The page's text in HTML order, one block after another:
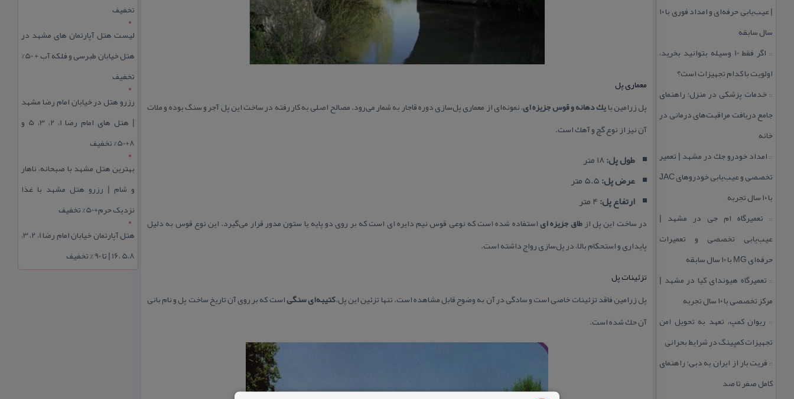
| عیب‌یابی حرفه‌ای و امداد فوری با ۱۰
سال سابقه
::
اگر فقط 10 وسیله بتوانید بخرید،
اولویت با كدام تجهیزات است؟
:: خدمات پزشكی در منزل؛ راهنمای
جامع دریافت مراقبت‌های درمانی در
خانه
:: امداد خودرو جك در مشهد | تعمیر
تخصصی و عیب‌یابی خودروهای JAC
با ۱۰ سال تجربه
:: تعمیرگاه ام جی در مشهد |
عیب‌یابی تخصصی و تعمیرات
حرفه‌ای MG با ۱۰ سال سابقه
:: تعمیرگاه هیوندای كیا در مشهد |
مركز تخصصی با ۱۰ سال تجربه
:: ریوان كمپ، تعهد به تحویل امن
تجهیزات كمپینگ در شرایط بحرانی
:: فریت بار از ایران به دبی؛ راهنمای
كامل صفر تا صد
معماری پل
پل زرامین بایك دهانه و قوس جزیزه ای، نمونه‌ای از معماری پل‌سازی دوره قاجار به شمار می‌رود. مصالح اصلی به كار رفته در ساخت این پل آجر و سنگ بوده و ملات
آن نیز از نوع گچ و آهك است.
طول پل:
عرض پل:
ارتفاع پل:
در ساخت این پل ازطاق جزیزه ایاستفاده شده است كه نوعی قوس نیم دایره ای است كه بر روی دو پایه یا ستون مدور قرار می‌گیرد. این نوع قوس به دلیل
پایداری و استحكام بالا، در پل‌سازی رواج داشته است.
تزئینات پل
پل زرامین فاقد تزئینات خاصی است و سادگی در آن به وضوح قابل مشاهده است. تنها تزئین این پل،كتیبه‌ای سنگیاست كه بر روی آن تاریخ ساخت پل و نام بانی
آن حك شده است.
تخفیف
لیست هتل آپارتمان های مشهد در
هتل خیابان طبرسی و فلکه آب + 50%
تخفیف
رزرو هتل در خیابان امام رضا مشهد
| هتل‌ های امام رضا 1، 2، 3، 5 و
8+50% تخفیف
بهترین هتل مشهد با صبحانه، ناهار
و شام | رزرو هتل مشهد با غذا
نزدیک حرم+50% تخفیف
هتل آپارتمان خیابان امام رضا 1، 2، 3،
5،8 ،16 | تا 90 % تخفیف